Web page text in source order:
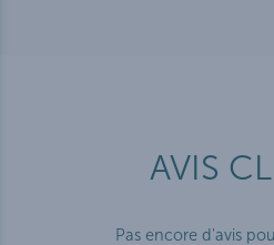
AVIS
Pas encore d'avis